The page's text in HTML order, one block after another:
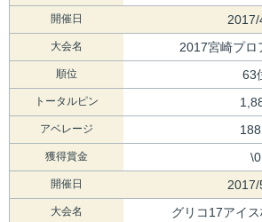
開催日
大会名 2017宮崎プロ
順位 63
トータルピン
アベレージ
獲得賞金 \0
開催日 2017/
大会名 グリコ17アイ